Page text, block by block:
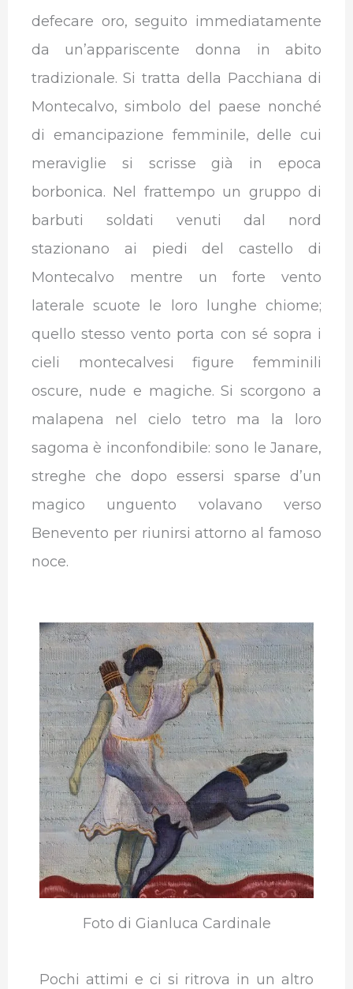
defecare oro, seguito immediatamente
da un’appariscente donna in abito
tradizionale. Si tratta della Pacchiana di
Montecalvo, simbolo del paese nonché
di emancipazione femminile, delle cui
meraviglie si scrisse già in epoca
borbonica. Nel frattempo un gruppo di
barbuti soldati venuti dal nord
stazionano ai piedi del castello di
Montecalvo mentre un forte vento
laterale scuote le loro lunghe chiome;
quello stesso vento porta con sé sopra i
cieli montecalvesi figure femminili
oscure, nude e magiche. Si scorgono a
malapena nel cielo tetro ma la loro
sagoma è inconfondibile: sono le Janare,
streghe che dopo essersi sparse d’un
magico unguento volavano verso
Benevento per riunirsi attorno al famoso
noce.
Foto di Gianluca Cardinale
Pochi attimi e ci si ritrova in un altro